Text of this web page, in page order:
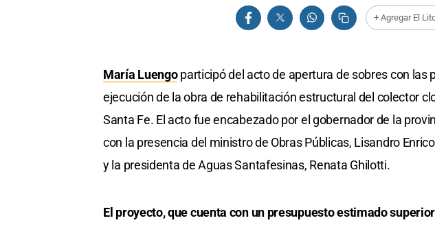
+ Agregar El
María Luengoparticipó del acto de apertura de sobres con las
ejecución de la obra de rehabilitación estructural del colector
Santa Fe. El acto fue encabezado por el gobernador de la
con la presencia del ministro de Obras Públicas, Lisandro
y la presidenta de Aguas Santafesinas, Renata Ghilotti.
El proyecto, que cuenta con un presupuesto estimado